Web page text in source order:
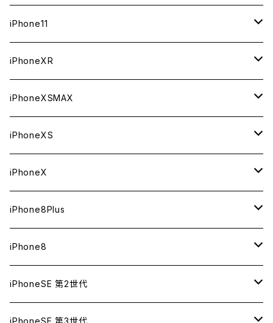
中古（整備済み）
中古（整備済み）
新品
中古（整備済み）
中古（整備済み）
新品
中古（整備済み）
64GB
新品
中古（整備済み）
新品
中古（整備済み）
256GB
新品
中古（整備済み）
64GB
新品
中古（整備済み）
512GB
新品
中古（整備済み）
256GB
新品
中古（整備済み）
64GB
新品
中古（整備済み）
iPhone11
256GB
新品
中古（整備済み）
128GB
新品
中古（整備済み）
64GB
新品
中古（整備済み）
iPhoneXR
256GB
新品
中古（整備済み）
128GB
新品
中古（整備済み）
64GB
新品
中古（整備済み）
iPhoneXSMAX
512GB
新品
中古（整備済み）
256GB
新品
中古（整備済み）
64GB
新品
中古（整備済み）
iPhoneXS
512GB
新品
中古（整備済み）
256GB
新品
中古（整備済み）
64GB
新品
中古（整備済み）
iPhoneX
256GB
新品
中古（整備済み）
64GB
新品
中古（整備済み）
iPhone8Plus
256GB
新品
中古（整備済み）
128GB
新品
64GB
iPhone8
256GB
新品
128GB
iPhoneSE 第2世代
256GB
iPhoneSE 第3世代